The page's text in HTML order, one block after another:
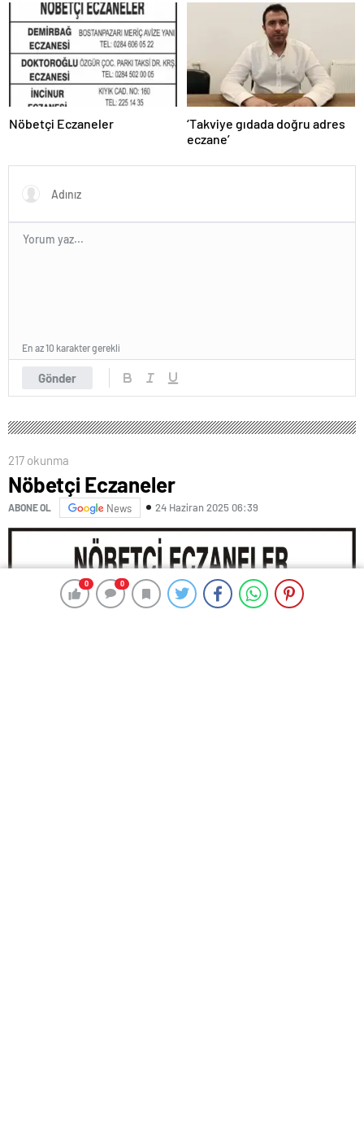
0 0
Nöbetçi Eczaneler
‘Takviye gıdada doğru adres
eczane’
Gönder
En az 10 karakter gerekli
217 okunma
Nöbetçi Eczaneler
ABONE OL News 24 Haziran 2025 06:39
0 0